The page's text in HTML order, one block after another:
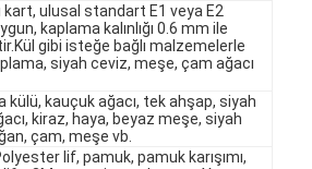
kart, ulusal standart E1 veya E2
kaplama kalınlığı 0.6 mm ile
gibi isteğe bağlı malzemelerle
siyah ceviz, meşe, çam ağacı
külü, kauçuk ağacı, tek ahşap, siyah
kiraz, haya, beyaz meşe, siyah
çam, meşe vb.
lif, pamuk, pamuk karışımı,